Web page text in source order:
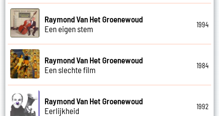
Raymond Van Het Groenewoud
Een eigen stem
1994
Raymond Van Het Groenewoud
Een slechte film
1984
Raymond Van Het Groenewoud
Eerlijkheid
1992